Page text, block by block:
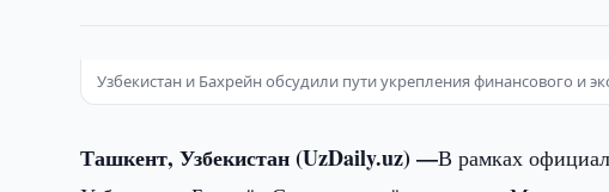
Узбекистан и Бахрейн обсудили пути укрепления финансового и
Ташкент, Узбекистан (UzDaily.uz) —В рамках